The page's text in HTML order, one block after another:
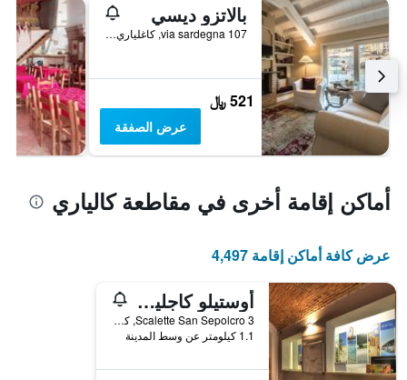
بالاتزو ديسي
via sardegna 107, كاغلياري, سردينيا, إيطاليا
521 ﷼
عرض الصفقة
أماكن إقامة أخرى في مقاطعة كالياري
عرض كافة أماكن إقامة 4,497
أوستيلو كاجلياري
Scalette San Sepolcro 3, كاغلياري, سردينيا, إيطاليا
1.1 كيلومتر عن وسط المدينة